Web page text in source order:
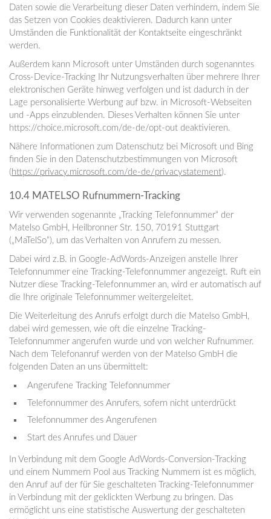
Daten sowie die Verarbeitung dieser Daten verhindern, indem Sie
das Setzen von Cookies deaktivieren. Dadurch kann unter
Umständen die Funktionalität der Kontaktseite eingeschränkt
werden.
Außerdem kann Microsoft unter Umständen durch sogenanntes
Cross-Device-Tracking Ihr Nutzungsverhalten über mehrere Ihrer
elektronischen Geräte hinweg verfolgen und ist dadurch in der
Lage personalisierte Werbung auf bzw. in Microsoft-Webseiten
und -Apps einzublenden. Dieses Verhalten können Sie unter
https://choice.microsoft.com/de-de/opt-out deaktivieren.
Nähere Informationen zum Datenschutz bei Microsoft und Bing
finden Sie in den Datenschutzbestimmungen von Microsoft
( https://privacy.microsoft.com/de-de/privacystatement).
10.4 MATELSO Rufnummern-Tracking
Wir verwenden sogenannte „Tracking Telefonnummer“ der
Matelso GmbH, Heilbronner Str. 150, 70191 Stuttgart
(„MaTelSo“), um das Verhalten von Anrufern zu messen.
Dabei wird z.B. in Google-AdWords-Anzeigen anstelle Ihrer
Telefonnummer eine Tracking-Telefonnummer angezeigt. Ruft ein
Nutzer diese Tracking-Telefonnummer an, wird er automatisch auf
die Ihre originale Telefonnummer weitergeleitet.
Die Weiterleitung des Anrufs erfolgt durch die Matelso GmbH,
dabei wird gemessen, wie oft die einzelne Tracking-
Telefonnummer angerufen wurde und von welcher Rufnummer.
Nach dem Telefonanruf werden von der Matelso GmbH die
folgenden Daten an uns übermittelt:
Angerufene Tracking Telefonnummer
Telefonnummer des Anrufers, sofern nicht unterdrückt
Telefonnummer des Angerufenen
Start des Anrufes und Dauer
In Verbindung mit dem Google AdWords-Conversion-Tracking
und einem Nummern Pool aus Tracking Nummern ist es möglich,
den Anruf auf der für Sie geschalteten Tracking-Telefonnummer
in Verbindung mit der geklickten Werbung zu bringen. Das
ermöglicht uns eine statistische Auswertung der geschalteten